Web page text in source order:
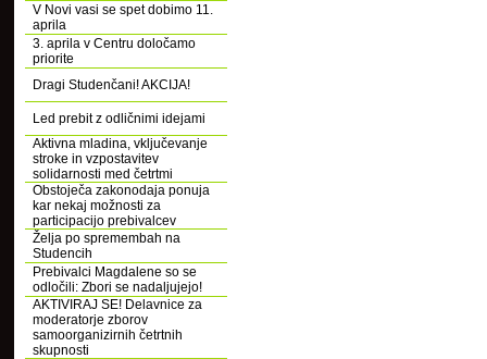
V Novi vasi se spet dobimo 11.
aprila
3. aprila v Centru določamo
priorite
Dragi Studenčani! AKCIJA!
Led prebit z odličnimi idejami
Aktivna mladina, vključevanje
stroke in vzpostavitev
solidarnosti med četrtmi
Obstoječa zakonodaja ponuja
kar nekaj možnosti za
participacijo prebivalcev
Želja po spremembah na
Studencih
Prebivalci Magdalene so se
odločili: Zbori se nadaljujejo!
AKTIVIRAJ SE! Delavnice za
moderatorje zborov
samoorganizirnih četrtnih
skupnosti